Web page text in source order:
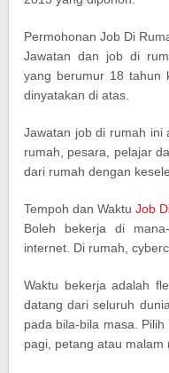
Permohonan Job Di
Jawatan dan job di
yang berumur 18 tahun
dinyatakan di atas.
Jawatan job di rumah ini
rumah, pesara, pelajar
dari rumah dengan
Tempoh dan WaktuJob
Boleh bekerja di
internet. Di rumah,
Waktu bekerja adalah
datang dari seluruh
pada bila-bila masa.
pagi, petang atau malam